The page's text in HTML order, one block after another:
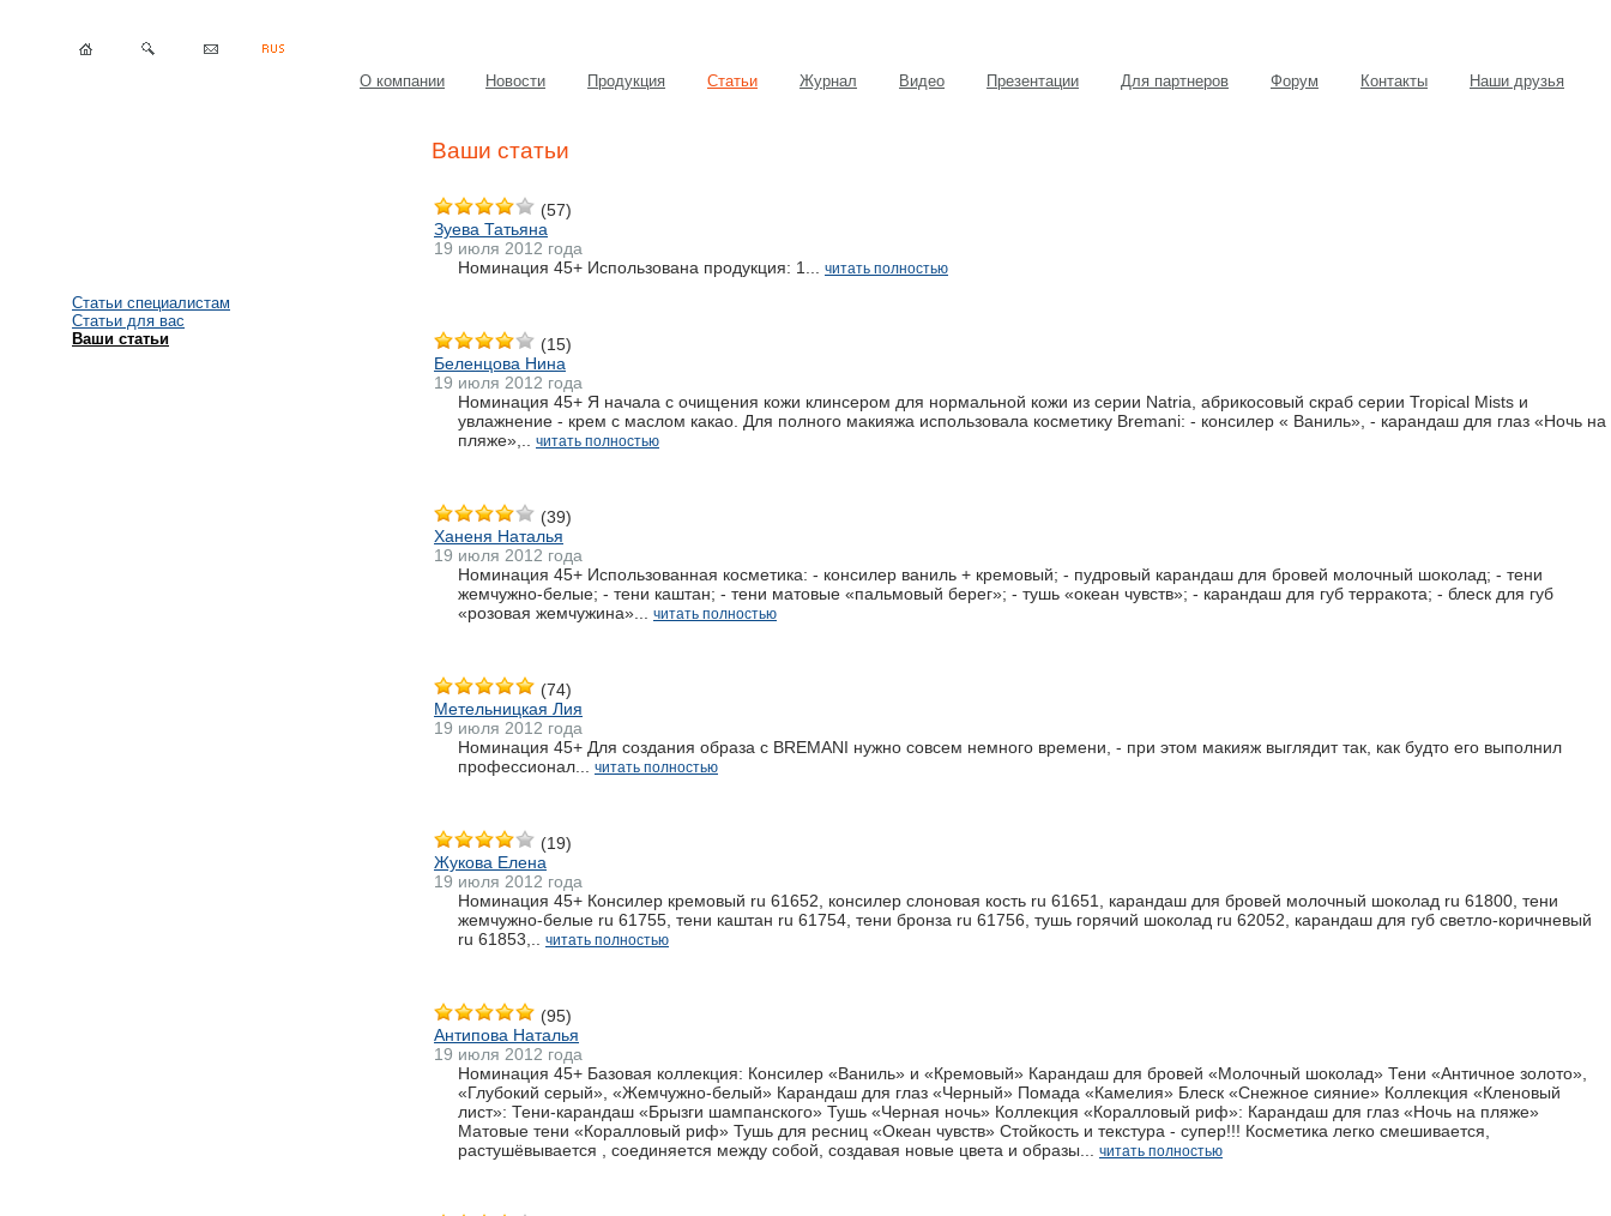
О компании Новости Продукция Статьи Журнал Видео Презентации Для партнеров Форум Контакты Наши друзья
Статьи специалистам
Статьи для вас
Ваши статьи
Ваши статьи
(57)
Зуева Татьяна
19 июля 2012 года
Номинация 45+ Использована продукция: 1...
читать полностью
(15)
Беленцова Нина
19 июля 2012 года
Номинация 45+ Я начала с очищения кожи клинсером для нормальной кожи из серии Natria, абрикосовый скраб серии Tropical Mists и
увлажнение - крем с маслом какао. Для полного макияжа использовала косметику Bremani: - консилер « Ваниль», - карандаш для глаз «Ночь на
пляже»,..
читать полностью
(39)
Ханеня Наталья
19 июля 2012 года
Номинация 45+ Использованная косметика: - консилер ваниль + кремовый; - пудровый карандаш для бровей молочный шоколад; - тени
жемчужно-белые; - тени каштан; - тени матовые «пальмовый берег»; - тушь «океан чувств»; - карандаш для губ терракота; - блеск для губ
«розовая жемчужина»...
читать полностью
(74)
Метельницкая Лия
19 июля 2012 года
Номинация 45+ Для создания образа с BREMANI нужно совсем немного времени, - при этом макияж выглядит так, как будто его выполнил
профессионал...
читать полностью
(19)
Жукова Елена
19 июля 2012 года
Номинация 45+ Консилер кремовый ru 61652, консилер слоновая кость ru 61651, карандаш для бровей молочный шоколад ru 61800, тени
жемчужно-белые ru 61755, тени каштан ru 61754, тени бронза ru 61756, тушь горячий шоколад ru 62052, карандаш для губ светло-коричневый
ru 61853,..
читать полностью
(95)
Антипова Наталья
19 июля 2012 года
Номинация 45+ Базовая коллекция: Консилер «Ваниль» и «Кремовый» Карандаш для бровей «Молочный шоколад» Тени «Античное золото»,
«Глубокий серый», «Жемчужно-белый» Карандаш для глаз «Черный» Помада «Камелия» Блеск «Снежное сияние» Коллекция «Кленовый
лист»: Тени-карандаш «Брызги шампанского» Тушь «Черная ночь» Коллекция «Коралловый риф»: Карандаш для глаз «Ночь на пляже»
Матовые тени «Коралловый риф» Тушь для ресниц «Океан чувств» Стойкость и текстура - супер!!! Косметика легко смешивается,
растушёвывается , соединяется между собой, создавая новые цвета и образы...
читать полностью